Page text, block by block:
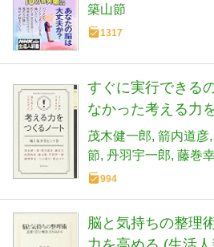
築山節
1317
すぐに実行できる
なかった考える力
(KEIO MCC
茂木健一郎 箭内道彦
節 丹羽宇一郎 藤巻
994
脳と気持ちの整理